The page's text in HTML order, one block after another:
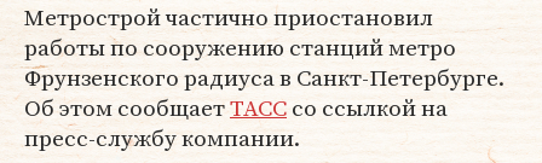
Метрострой частично приостановил
работы по сооружению станций метро
Фрунзенского радиуса в Санкт-Петербурге.
Об этом сообщаетТАССсо ссылкой на
пресс-службу компании.